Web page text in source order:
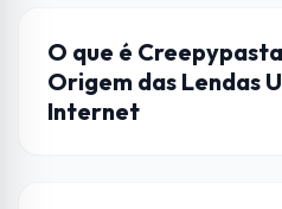
CULTURA POP
O que é
Origem das Lendas
Internet